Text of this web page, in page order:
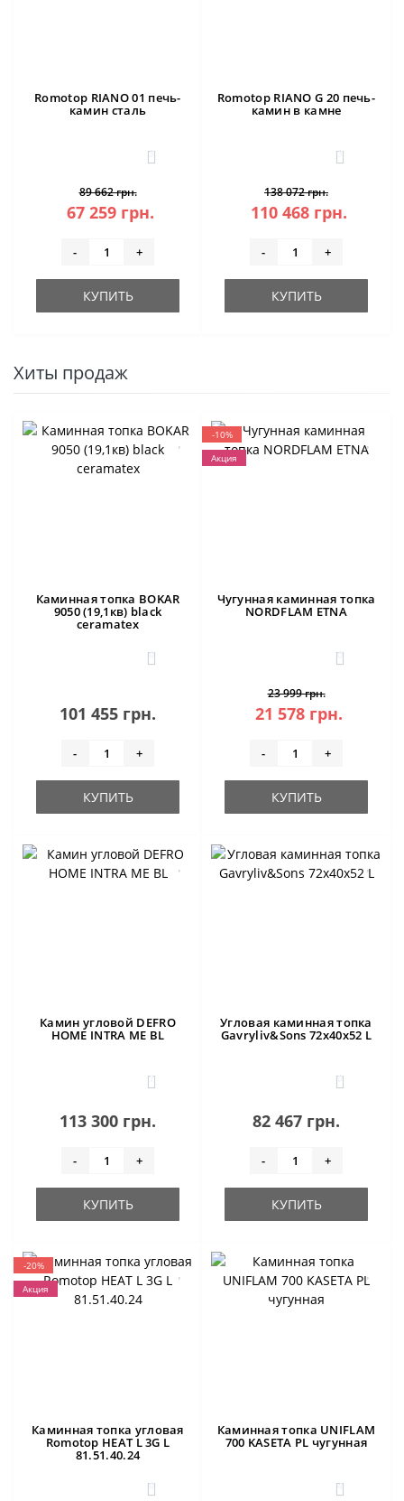
Romotop RIANO 01 печь-
камин сталь
3
89 662 грн.
67 259 грн.
- +
КУПИТЬ
Romotop RIANO G 20 печь-
камин в камне
3
138 072 грн.
110 468 грн.
- +
КУПИТЬ
Хиты продаж
Каминная топка BOKAR
9050 (19,1кв) black
ceramatex
0
101 455 грн.
- +
КУПИТЬ
-10%
Акция
Чугунная каминная топка
NORDFLAM ETNA
0
23 999 грн.
21 578 грн.
- +
КУПИТЬ
Камин угловой DEFRO
HOME INTRA ME BL
1
113 300 грн.
- +
КУПИТЬ
Угловая каминная топка
Gavryliv&Sons 72x40x52 L
0
82 467 грн.
- +
КУПИТЬ
-20%
Акция
Каминная топка угловая
Romotop HEAT L 3G L
81.51.40.24
0
Каминная топка UNIFLAM
700 KASETA PL чугунная
4